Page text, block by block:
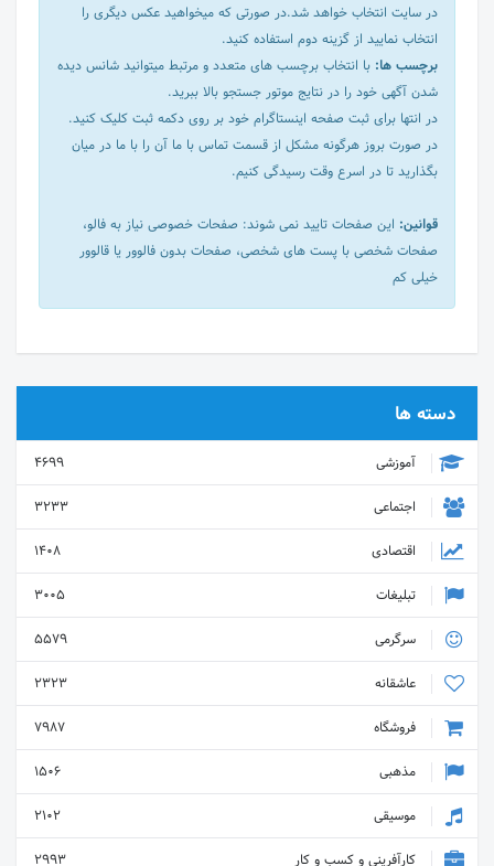
در سایت انتخاب خواهد شد.در صورتی که میخواهید عکس دیگری را
انتخاب نمایید از گزینه دوم استفاده کنید.
برچسب ها: با انتخاب برچسب های متعدد و مرتبط میتوانید شانس دیده
شدن آگهی خود را در نتایج موتور جستجو بالا ببرید.
در انتها برای ثبت صفحه اینستاگرام خود بر روی دکمه ثبت کلیک کنید.
در صورت بروز هرگونه مشکل از قسمت تماس با ما آن را با ما در میان
بگذارید تا در اسرع وقت رسیدگی کنیم.
قوانین: این صفحات تایید نمی شوند: صفحات خصوصی نیاز به فالو،
صفحات شخصی با پست های شخصی، صفحات بدون فالوور یا قالوور
خیلی کم
دسته ها
آموزشی
4699
اجتماعی
3233
اقتصادی
1408
تبلیغات
3005
سرگرمی
5579
عاشقانه
2323
فروشگاه
7987
مذهبی
1506
موسیقی
2102
کارآفرینی و کسب و کار
2993